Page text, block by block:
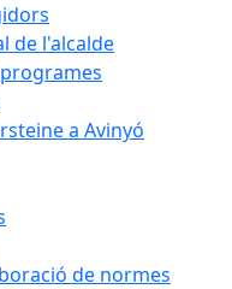
de l'alcalde
a Avinyó
de normes